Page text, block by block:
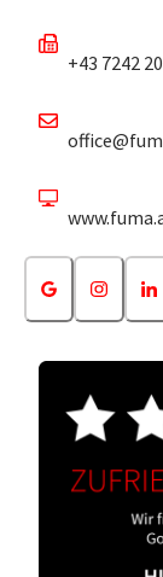
+43 7242